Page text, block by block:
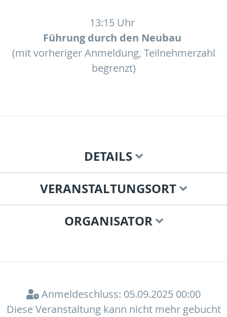
13:15 Uhr
Führung durch den Neubau
(mit vorheriger Anmeldung, Teilnehmerzahl
begrenzt)
DETAILS
VERANSTALTUNGSORT
ORGANISATOR
Anmeldeschluss: 05.09.2025 00:00
Diese Veranstaltung kann nicht mehr gebucht